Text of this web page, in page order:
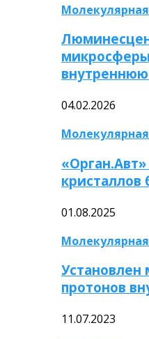
04.02.2026
кристаллов
01.08.2025
Установлен
протонов
11.07.2023